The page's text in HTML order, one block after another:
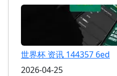
世界杯 资讯 144357 6ed
2026-04-25